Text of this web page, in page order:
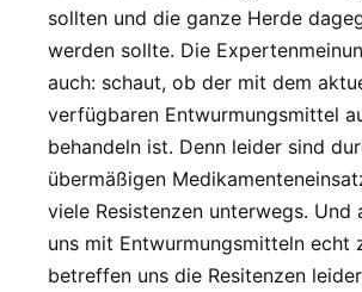
sollten und die ganze Herde
werden sollte. Die
auch: schaut, ob der mit dem
verfügbaren Entwurmungsmittel
behandeln ist. Denn leider sind
übermäßigen
viele Resistenzen unterwegs. Und
uns mit Entwurmungsmitteln echt
betreffen uns die Resitenzen